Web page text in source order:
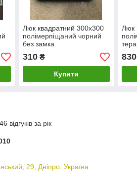
Люк квадратний 300х300
полімерпіщаний чорний
без замка
310₴
Купити
Люк
830
відгуків за рік
29, Дніпро, Україна